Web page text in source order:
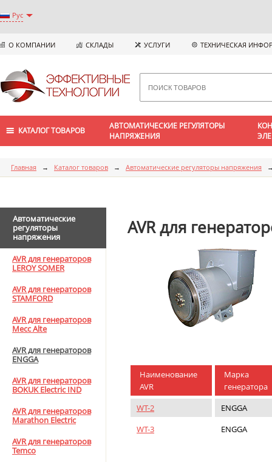
Рус
О КОМПАНИИ СКЛАДЫ УСЛУГИ ТЕХНИЧЕСКАЯ
КАТАЛОГ ТОВАРОВ
АВТОМАТИЧЕСКИЕ РЕГУЛЯТОРЫ
НАПРЯЖЕНИЯ
Главная → Каталог товаров → Автоматические регуляторы напряжения
Автоматические
регуляторы
напряжения
AVR для генераторов
LEROY SOMER
AVR для генераторов
STAMFORD
AVR для генераторов
Mecc Alte
AVR для генераторов
ENGGA
AVR для генераторов
BOKUK Electric IND
AVR для генераторов
Marathon Electric
AVR для генераторов
Temco
AVR для
Наименование
AVR
Марка
генератора
WT-2
ENGGA
WT-3
ENGGA